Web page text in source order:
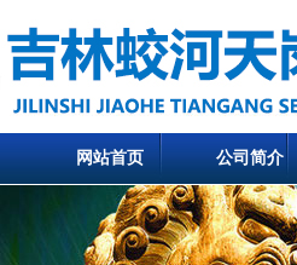
网站首页 公司简介